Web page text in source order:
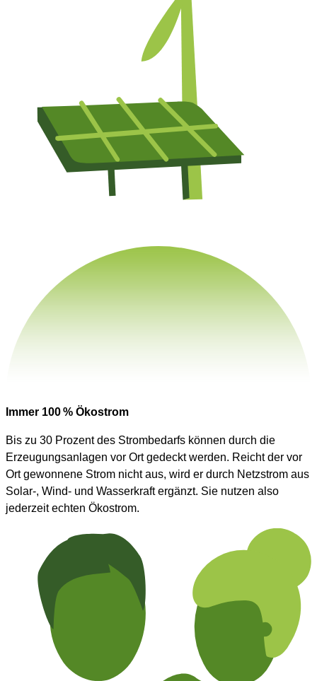
Immer 100 % Ökostrom
Bis zu 30 Prozent des Strombedarfs können durch die
Erzeugungsanlagen vor Ort gedeckt werden. Reicht der vor
Ort gewonnene Strom nicht aus, wird er durch Netzstrom aus
Solar-, Wind- und Wasserkraft ergänzt. Sie nutzen also
jederzeit echten Ökostrom.